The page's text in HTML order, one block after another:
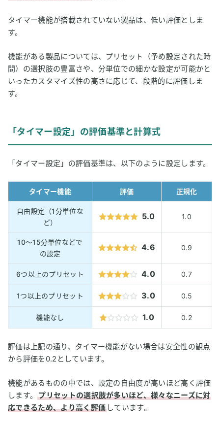
タイマー機能が搭載されていない製品は、低い評価としま
す。
機能がある製品については、プリセット（予め設定された時
間）の選択肢の豊富さや、分単位での細かな設定が可能かと
いったカスタマイズ性の高さに応じて、段階的に評価しま
す。
「タイマー設定」の評価基準と計算式
「タイマー設定」の評価基準は、以下のように設定します。
タイマー機能 評価 正規化
自由設定（1分単位な
ど）
5.0 1.0
10〜15分単位などで
の設定
4.6 0.9
6つ以上のプリセット 4.0 0.7
1つ以上のプリセット 3.0 0.5
機能なし 1.0 0.2
評価は上記の通り、タイマー機能がない場合は安全性の観点
から評価を0.2としています。
機能があるものの中では、設定の自由度が高いほど高く評価
します。プリセットの選択肢が多いほど、様々なニーズに対
応できるため、より高く評価 しています。